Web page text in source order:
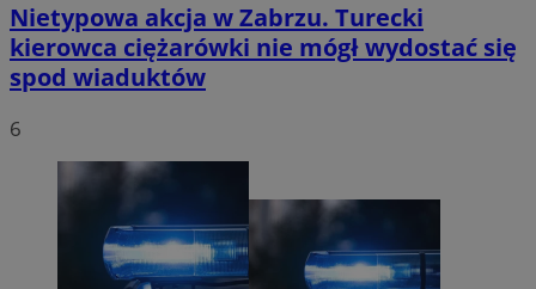
Nietypowa akcja w Zabrzu. Turecki
kierowca ciężarówki nie mógł wydostać się
spod wiaduktów
6